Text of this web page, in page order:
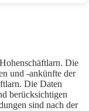
Die
und -ankünfte der
Die Daten
berücksichtigen
sind nach der